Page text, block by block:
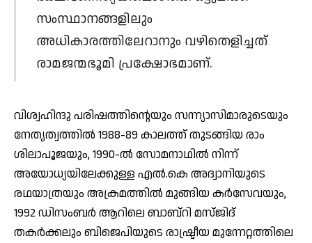
സംസ്ഥാനങ്ങളിലും
അധികാരത്തിലേറാനും വഴിതെളിച്ചത്
രാമജന്മഭൂമി പ്രക്ഷോഭമാണ്.
വിശ്വഹിന്ദു പരിഷത്തിന്റെയും സന്ന്യാസിമാരുടെയും
നേതൃത്വത്തില്‍ 1988-89 കാലത്ത് തുടങ്ങിയ രാം
ശിലാപൂജയും, 1990-ല്‍ സോമനാഥില്‍ നിന്ന്
അയോധ്യയിലേക്കുള്ള എല്‍.കെ അദ്വാനിയുടെ
രഥയാത്രയും അക്രമത്തില്‍ മുങ്ങിയ കര്‍സേവയും,
1992 ഡിസംബര്‍ ആറിലെ ബാബ്‌റി മസ്ജിദ്
തകര്‍ക്കലും ബിജെപിയുടെ രാഷ്ട്രീയ മുന്നേറ്റത്തിലെ